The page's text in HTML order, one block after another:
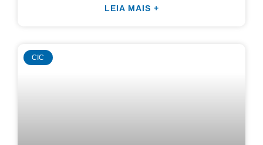
LEIA MAIS +
CIC